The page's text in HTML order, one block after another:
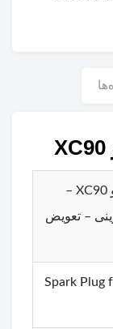
شمع (Spark Plug) ولوو XC90 –
– تعویض
Spark Plug